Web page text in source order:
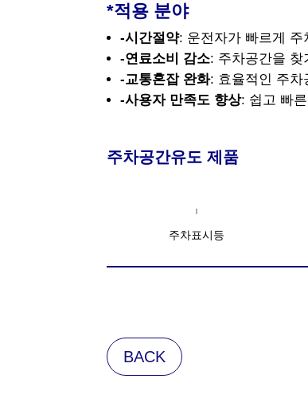
*적용 분야
-시간절약: 운전자가 빠르게
-연료소비 감소: 주차공간을
-교통혼잡 완화: 효율적인 주차
-사용자 만족도 향상: 쉽고 빠
주차공간유도 제품
주차표시등
BACK